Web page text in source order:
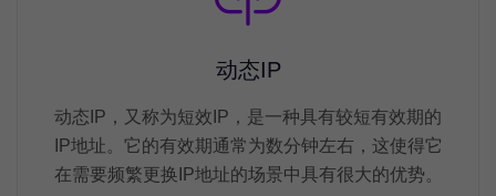
动态IP
动态IP，又称为短效IP，是一种具有较短有效期的
IP地址。它的有效期通常为数分钟左右，这使得它
在需要频繁更换IP地址的场景中具有很大的优势。